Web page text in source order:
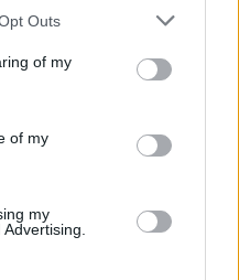
uses one or more Google
You may click to
and its third-party tags to
purposes in below Google
Outs
of my
of my
my